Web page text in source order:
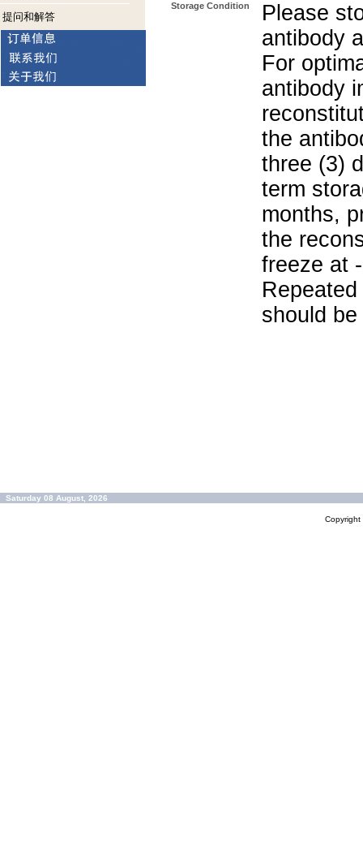
提问和解答
Storage Condition
Please
antibody
For
antibody
the
three (3)
term
months,
the
freeze at
should
Saturday 08 August, 2026